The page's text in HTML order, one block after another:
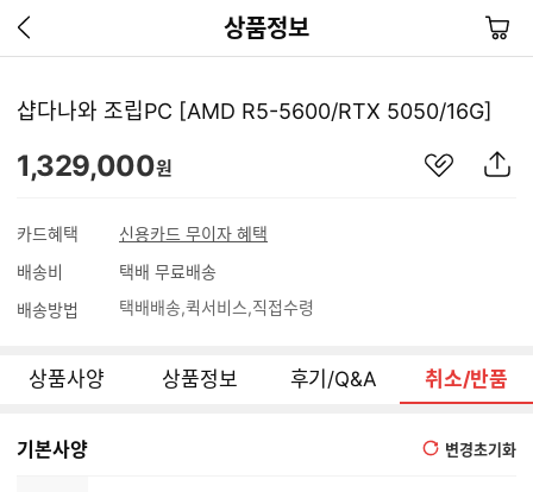
상품정보
이
지
기
장
바
샵다나와 조립PC [AMD R5-5600/RTX 5050/16G]
1,329,000원
카드혜택
신용카드 무이자 혜택
배송비
택배 무료배송
배송방법
택배배송 퀵서비스 직접수령
상품사양 상품정보 후기/Q&A 취소/반품
기본사양 변경초기화